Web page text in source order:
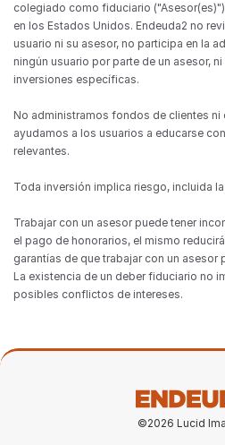
colegiado como fiduciario
en los Estados Unidos. Endeuda2 no
usuario ni su asesor, no participa en la
ningún usuario por parte de un asesor,
inversiones específicas.
No administramos fondos de clientes
ayudamos a los usuarios a educarse
relevantes.
Toda inversión implica riesgo, incluida
Trabajar con un asesor puede tener
el pago de honorarios, el mismo
garantías de que trabajar con un
La existencia de un deber fiduciario no
posibles conflictos de intereses.
©2026 Lucid